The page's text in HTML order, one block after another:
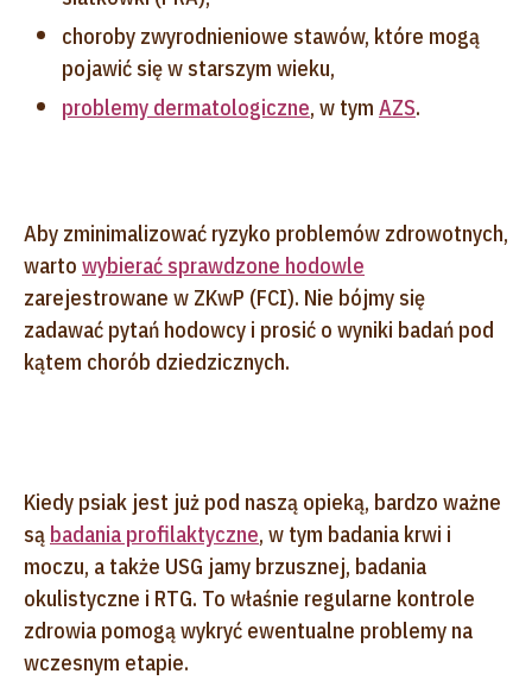
choroby zwyrodnieniowe stawów, które mogą
pojawić się w starszym wieku,
problemy dermatologiczne, w tym AZS.
Aby zminimalizować ryzyko problemów zdrowotnych,
warto wybierać sprawdzone hodowle
zarejestrowane w ZKwP (FCI). Nie bójmy się
zadawać pytań hodowcy i prosić o wyniki badań pod
kątem chorób dziedzicznych.
Kiedy psiak jest już pod naszą opieką, bardzo ważne
są badania profilaktyczne, w tym badania krwi i
moczu, a także USG jamy brzusznej, badania
okulistyczne i RTG. To właśnie regularne kontrole
zdrowia pomogą wykryć ewentualne problemy na
wczesnym etapie.